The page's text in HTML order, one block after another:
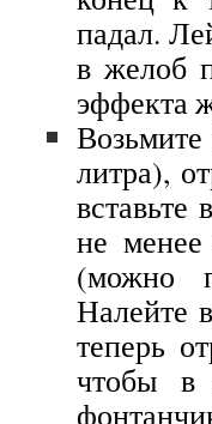
падал.
в желоб
эффекта
литра),
не менее
(можно
Налейте
теперь
чтобы в